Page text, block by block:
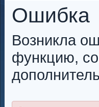
Ошибка
Возникла
функцию,